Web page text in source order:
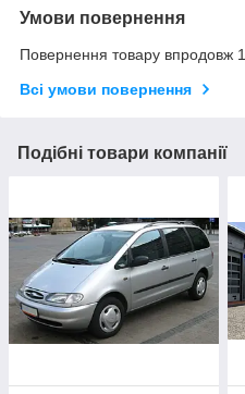
Умови повернення
Повернення товару впродовж
Всі умови повернення
Подібні товари компанії